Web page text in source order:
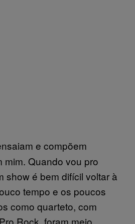
e compõem
mim. Quando vou pro
show é bem difícil voltar à
tempo e os poucos
como quarteto, com
Rock, foram meio